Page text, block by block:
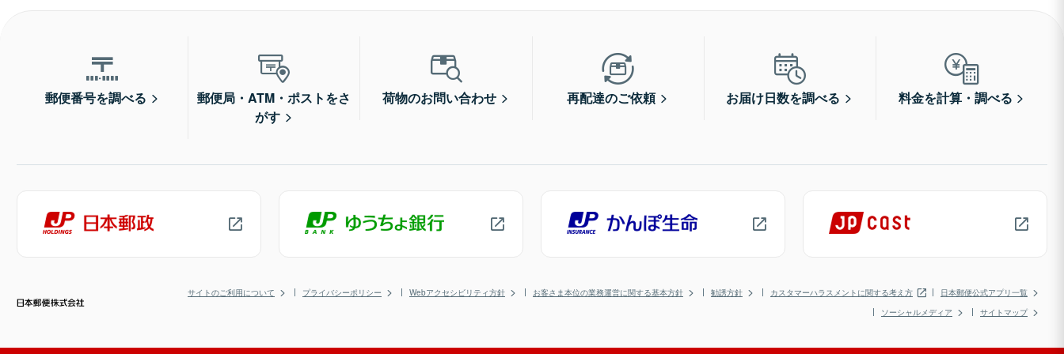
郵便番号を調べる
郵便局・ATM・ポストをさ
がす
荷物のお問い合わせ 再配達のご依頼 お届け日数を調べる 料金を計算・調べる
サイトのご利用について プライバシーポリシー Webアクセシビリティ方針 お客さま本位の業務運営に関する基本方針 勧誘方針 カスタマーハラスメントに関する考え方
日本郵便公式アプリ一覧
ソーシャルメディア
サイトマップ